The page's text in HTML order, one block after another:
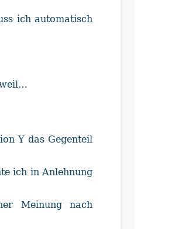
ich automatisch
Y das Gegenteil
ich in Anlehnung
Meinung nach